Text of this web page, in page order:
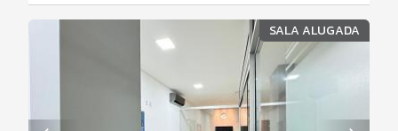
SALA ALUGADA